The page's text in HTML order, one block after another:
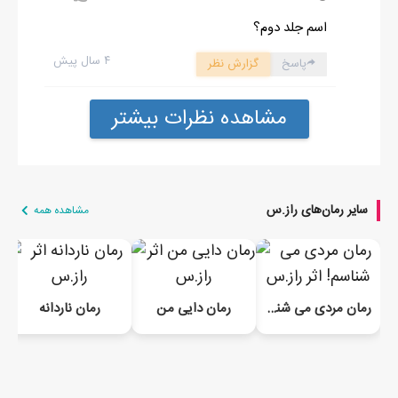
مداد را به دست گرفتم و در حال رنگ کردن ماهی ها تک تک کلماتی
که به کار برده بود را توی ذهنم تکرار کردم. پسرک دوست داشتنی من.
با این سنش دنبال دوست دختر هم بود. می فهمید فقط باید دوست
دخترش را اینطور ببوسد. لحظاتی بعد بازویم را روی میز دراز کردم و
سرم را روی بازویم گذاشتم. با آرامش به چهره دقیقش که با دقت محو
گوشی ام را آوردم و کنارش نشستم. چند عکس گرفتم که به سمتم
برگشت. گوشی را از دستم گرفت و کنارم نشست: بیا سلفی بگیریم.
خندیدم و دماغش را بین دو انگشتم کشیدم: وروجک تو میدونی سلفی
با اخم نگاهم کرد: مگه من بچه ام ندونم؟
اسم جلد دوم؟
۴ سال پیش پاسخ گزارش نظر
مشاهده نظرات بیشتر
سایر رمان‌های راز.س مشاهده همه
رمان مردی می شناسم! رمان دایی من رمان ناردانه